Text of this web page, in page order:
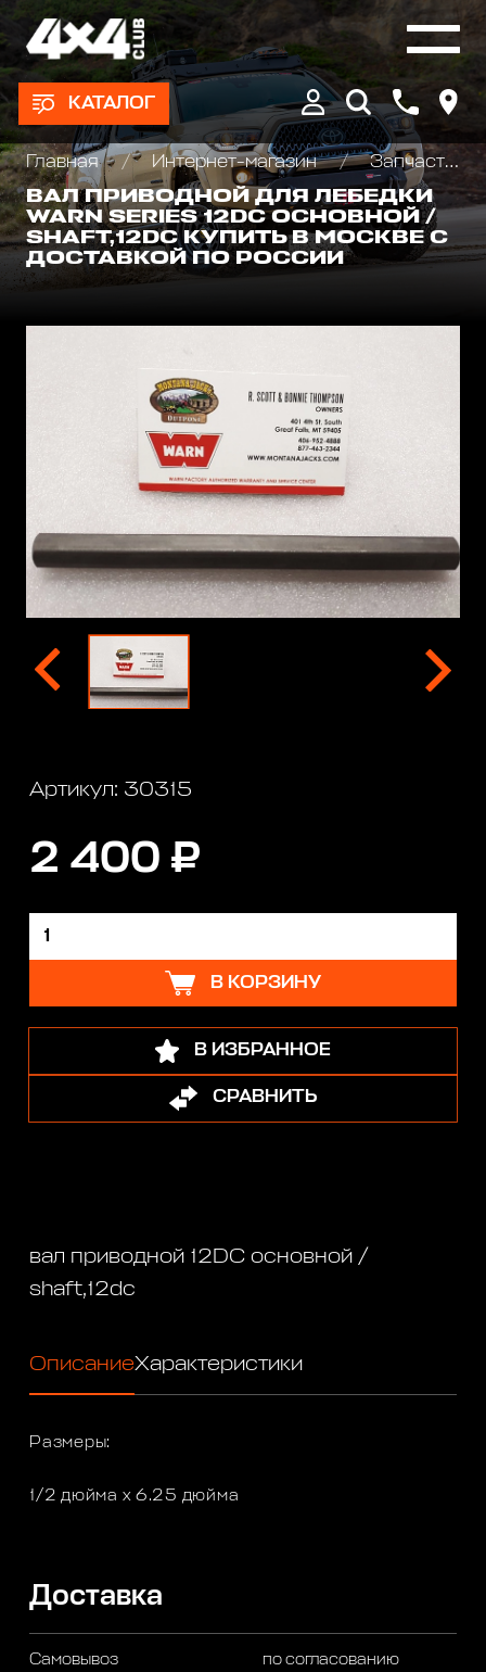
КАТАЛОГ
Главная Интернет-магазин
Запчасти и Аксессуары для лебедок
ВАЛ ПРИВОДНОЙ ДЛЯ ЛЕБЕДКИ
WARN SERIES 12DC ОСНОВНОЙ /
SHAFT,12DC КУПИТЬ В МОСКВЕ С
ДОСТАВКОЙ ПО РОССИИ
Артикул: 30315
2 400 ₽
В КОРЗИНУ
В ИЗБРАННОЕ
СРАВНИТЬ
вал приводной 12DC основной /
shaft,12dc
ОписаниеХарактеристики
Размеры:
1/2 дюйма x 6.25 дюйма
Доставка
Самовывоз по согласованию